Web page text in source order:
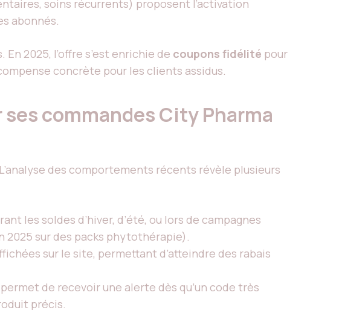
soins récurrents) proposent l’activation
abonnés.
2025, l’offre s’est enrichie de coupons fidélité pour
concrète pour les clients assidus.
commandes City Pharma
des comportements récents révèle plusieurs
les soldes d’hiver, d’été, ou lors de campagnes
2025 sur des packs phytothérapie).
sur le site, permettant d’atteindre des rabais
de recevoir une alerte dès qu’un code très
précis.